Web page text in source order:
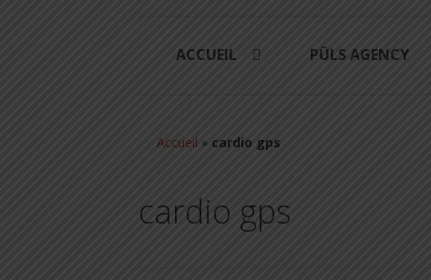
ACCUEIL PÜLS AGENCY
Accueil » cardio gps
cardio gps